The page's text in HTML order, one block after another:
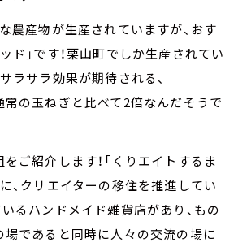
農産物が生産されていますが、おす
ド」です！栗山町でしか生産されてい
ラサラ効果が期待される、
の玉ねぎと比べて2倍なんだそうで
ご紹介します！「くりエイトするま
、クリエイターの移住を推進してい
るハンドメイド雑貨店があり、もの
であると同時に人々の交流の場に